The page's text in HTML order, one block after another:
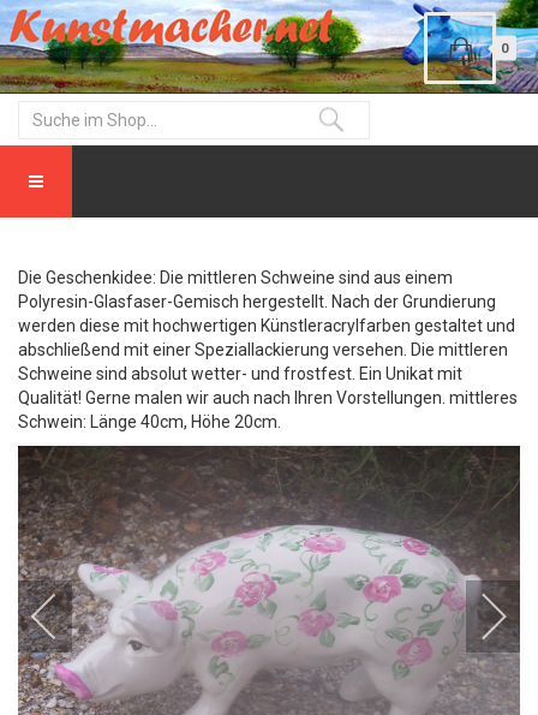
0
Die Geschenkidee: Die mittleren Schweine sind aus einem
Polyresin-Glasfaser-Gemisch hergestellt. Nach der Grundierung
werden diese mit hochwertigen Künstleracrylfarben gestaltet und
abschließend mit einer Speziallackierung versehen. Die mittleren
Schweine sind absolut wetter- und frostfest. Ein Unikat mit
Qualität! Gerne malen wir auch nach Ihren Vorstellungen. mittleres
Schwein: Länge 40cm, Höhe 20cm.